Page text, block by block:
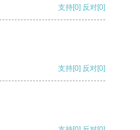
支持[0] 反对[0]
支持[0] 反对[0]